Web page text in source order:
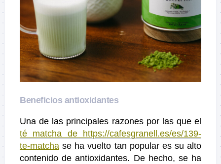
Beneficios antioxidantes
Una de las principales razones por las que el
té matcha de https://cafesgranell.es/es/139-
te-matcha se ha vuelto tan popular es su alto
contenido de antioxidantes. De hecho, se ha